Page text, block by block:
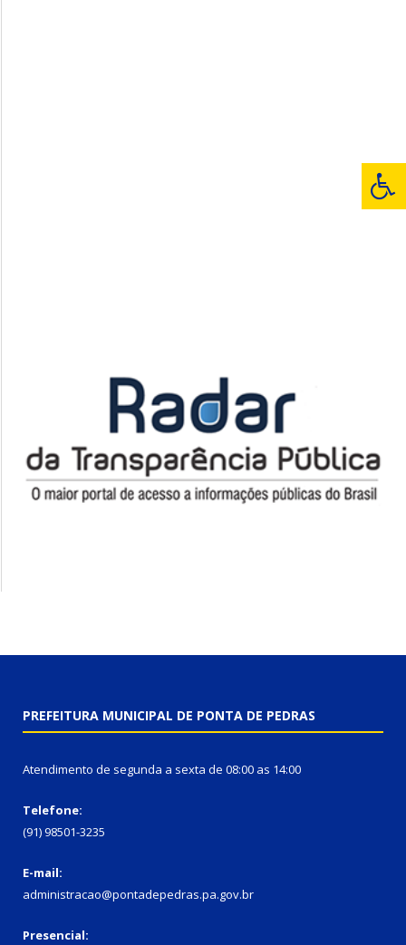
PREFEITURA MUNICIPAL DE PONTA DE PEDRAS
Atendimento de segunda a sexta de 08:00 as 14:00
Telefone:
(91) 98501-3235
E-mail:
administracao@pontadepedras.pa.gov.br
Presencial: